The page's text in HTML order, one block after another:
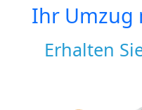
Ihr Umzug
Erhalten